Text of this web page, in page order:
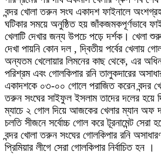
বন্দর খোলা তরুন সংঘ একাদশ ফাইনালে
ঘটিকার সময়ে অনুষ্ঠিত হয় জাঁকজমকপূর্ণভাবে
খেলাটি দেখার জন্য উপচে পড়ে দর্শক। খেলা
দেখা পায়নি কোন দল , দ্বিতীয় পর্বের খেলায়
অন্যতম খেলোয়ার লিমনের কাছ থেকে, এর
পরিশ্রম এবং গোলকিপার রনি তালুকদারের
একাদশকে ০৩-০০ গোলে পরাজিত করেন বন্দর
তরুন সংঘের সাইফুল ইসলাম তাদের দলের হয়ে
ম্যাচে ২ গোল দিয়ে আজকের খেলার ম্যান অফ
চলতি সীজনে সর্বোচ্চ গোল করে টূরনামেন্ট সেরা
বন্দর খোলা তরুন সংঘের গোলকিপার রনি
প্রিমিয়ার লীগে সেরা গোলকিপার নির্বাচিত হন ।